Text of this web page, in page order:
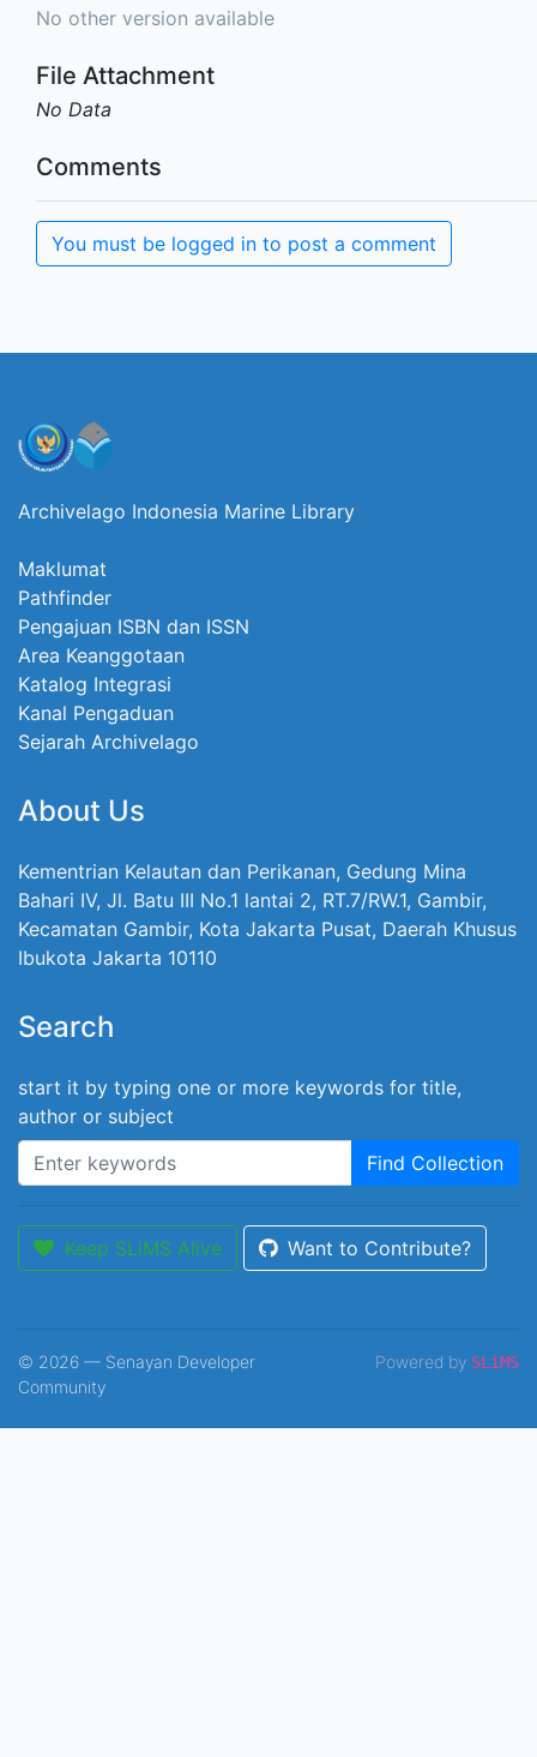
No other version available
File Attachment
No Data
Comments
You must be logged in to post a comment
Archivelago Indonesia Marine Library
Maklumat
Pathfinder
Pengajuan ISBN dan ISSN
Area Keanggotaan
Katalog Integrasi
Kanal Pengaduan
Sejarah Archivelago
About Us
Kementrian Kelautan dan Perikanan, Gedung Mina
Bahari IV, Jl. Batu III No.1 lantai 2, RT.7/RW.1, Gambir,
Kecamatan Gambir, Kota Jakarta Pusat, Daerah Khusus
Ibukota Jakarta 10110
Search
start it by typing one or more keywords for title,
author or subject
Find Collection
Keep SLiMS Alive Want to Contribute?
© 2026 — Senayan Developer
Community
Powered by SLiMS